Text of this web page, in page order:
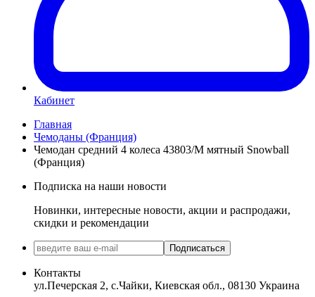
Кабинет
Главная
Чемоданы (Франция)
Чемодан средний 4 колеса 43803/M мятный Snowball
(Франция)
Подписка на наши новости
Новинки, интересные новости, акции и распродажи,
скидки и рекомендации
Подписаться
Контакты
ул.Печерская 2, с.Чайки, Киевская обл., 08130 Украина